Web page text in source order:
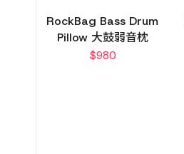
RockBag Bass Drum
Pillow 大鼓弱音枕
$980